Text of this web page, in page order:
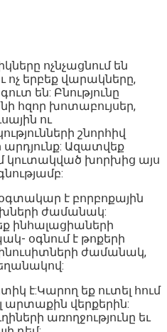
ոչնչացնում են
ոչ երբեք վարակները,
են: Բնությունը
հզոր խոտաբույսեր,
ու
շնորհիվ
Ազատվեք
կուտակված խորխից այս
է բորբոքային
ժամանակ:
ինհալացիաների
օգնում է թոքերի
ժամանակ,
է:Կարող եք ուտել հում
արտաքին վերքերին:
առողջությունը եւ